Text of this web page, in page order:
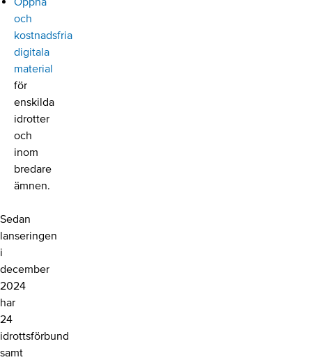
och
kostnadsfria
digitala
material
för
enskilda
idrotter
och
inom
bredare
ämnen.
Sedan
lanseringen
i
december
2024
har
24
idrottsförbund
samt